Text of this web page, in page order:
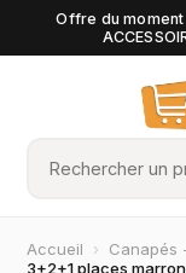
Offre du
Accueil › Canapés
3+2+1 places